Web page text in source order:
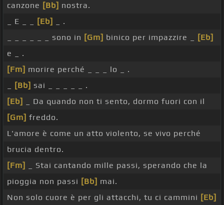
canzone [Bb] nostra.
_ E _ _
[Eb]
_ .
_ _ _ _ _ _ sono in [Gm] binico per impazzire _
[Eb]
e _ .
[Fm] morire perché _ _ _ lo _ .
[Bb] sai _ _ _ _ _ .
[Eb]
_ Da quando non ti sento, dormo fuori con il
[Gm] freddo.
L'amore è come un atto violento, se vivo perché
brucia dentro.
[Fm]
_ Stai cantando mille passi, sperando che la
pioggia non passi [Bb] mai.
Non solo cuore è per gli attacchi, tu ci cammini [Eb]